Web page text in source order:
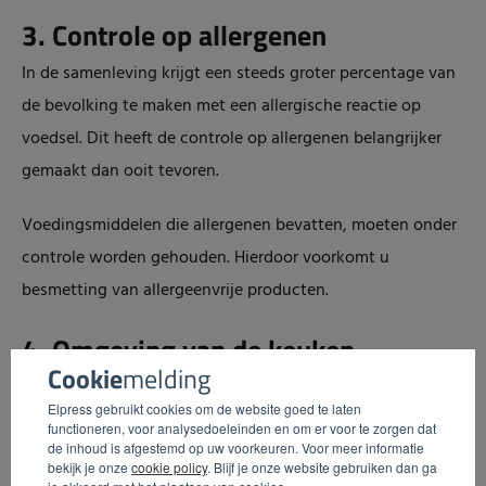
Cookiemelding
Elpress gebruikt cookies om de website goed te laten
functioneren, voor analysedoeleinden en om er voor te zorgen dat
de inhoud is afgestemd op uw voorkeuren. Voor meer informatie
bekijk je onze cookie policy. Blijf je onze website gebruiken dan ga
3. Controle op allergenen
In de samenleving krijgt een steeds groter percentage van
de bevolking te maken met een allergische reactie op
voedsel. Dit heeft de controle op allergenen belangrijker
gemaakt dan ooit tevoren.
Voedingsmiddelen die allergenen bevatten, moeten onder
controle worden gehouden. Hierdoor voorkomt u
besmetting van allergeenvrije producten.
4. Omgeving van de keuken
De werkzaamheden binnen de keuken moeten in een
geschikte omgeving worden uitgevoerd. Zorg ervoor dat
uw keuken vrij is van ongedierte, goed kan worden